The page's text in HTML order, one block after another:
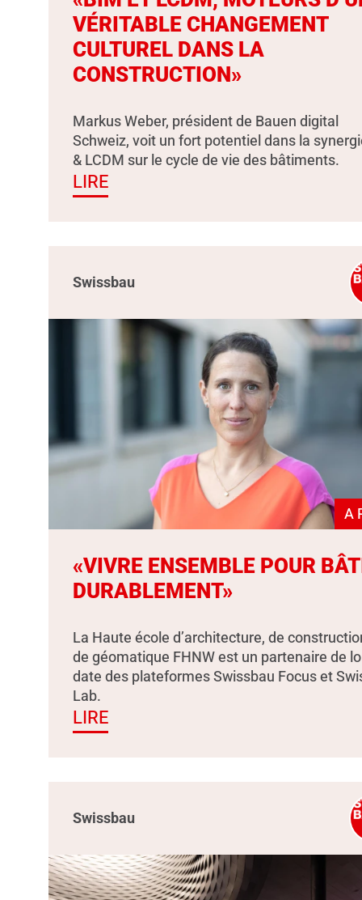
VÉRITABLE CHANGEMENT
CULTUREL DANS LA
CONSTRUCTION»
Markus Weber, président de Bauen digital
Schweiz, voit un fort potentiel dans la
& LCDM sur le cycle de vie des bâtiments.
LIRE
Swissbau
A
«VIVRE ENSEMBLE POUR
DURABLEMENT»
La Haute école d’architecture, de
de géomatique FHNW est un partenaire de
date des plateformes Swissbau Focus et
Lab.
LIRE
Swissbau